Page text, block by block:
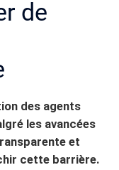
de
des agents
les avancées
et
cette barrière.